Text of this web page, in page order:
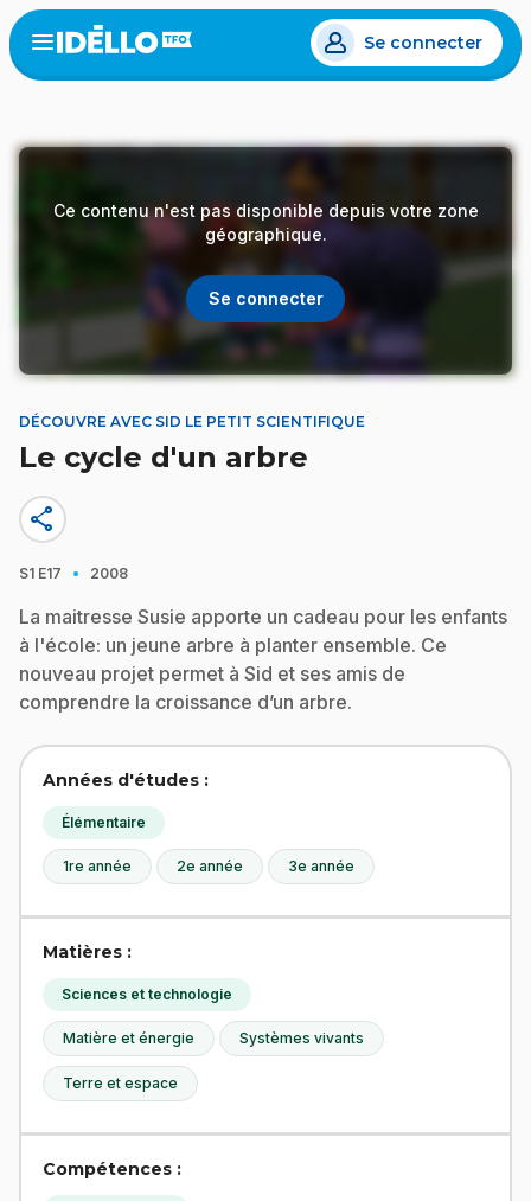
Aller
au
contenu
Open
menu
Se connecter
Ce contenu n'est pas disponible depuis votre zone
géographique.
Se connecter
DÉCOUVRE AVEC SID LE PETIT SCIENTIFIQUE
Le cycle d'un arbre
share
S1 E17 · 2008
La maitresse Susie apporte un cadeau pour les enfants
à l'école: un jeune arbre à planter ensemble. Ce
nouveau projet permet à Sid et ses amis de
comprendre la croissance d’un arbre.
Années d'études :
Élémentaire
1re année 2e année 3e année
Matières :
Sciences et technologie
Matière et énergie Systèmes vivants
Terre et espace
Compétences :